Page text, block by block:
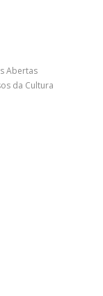
Abertas
da Cultura